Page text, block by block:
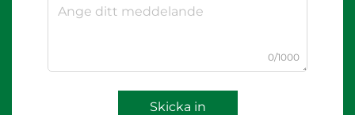
0/1000
Skicka in